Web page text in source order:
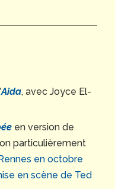
Aida, avec Joyce El-
en version de
particulièrement
en octobre
en scène de Ted